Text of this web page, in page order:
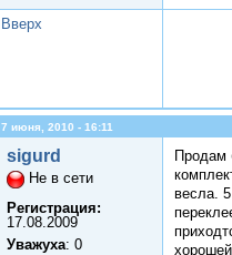
Вверх
7 июня, 2010 - 16:11
sigurd
Не в сети
Регистрация:
17.08.2009
Уважуха: 0
Продам
весла.